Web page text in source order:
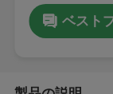
ベスト